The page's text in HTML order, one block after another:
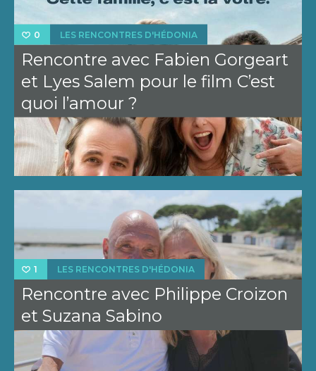
0 LES RENCONTRES D'HÉDONIA
Rencontre avec Fabien Gorgeart
et Lyes Salem pour le film C’est
quoi l’amour ?
1 LES RENCONTRES D'HÉDONIA
Rencontre avec Philippe Croizon
et Suzana Sabino